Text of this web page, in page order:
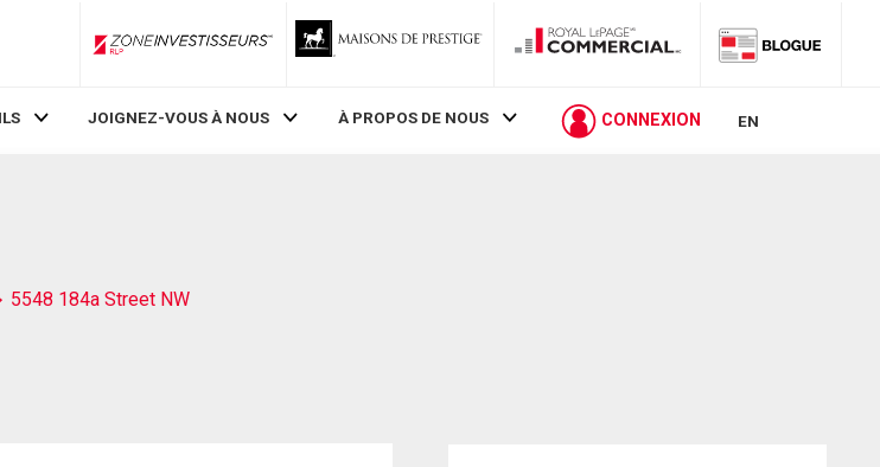
ZoneInvestisseurs RLP
JOIGNEZ-VOUS À NOUS À PROPOS DE NOUS CONNEXION EN
5548 184a Street NW